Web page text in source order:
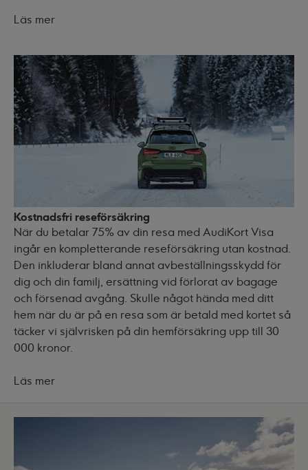
Läs mer
Kostnadsfri reseförsäkring
När du betalar 75% av din resa med AudiKort Visa
ingår en kompletterande reseförsäkring utan kostnad.
Den inkluderar bland annat avbeställningsskydd för
dig och din familj, ersättning vid förlorat av bagage
och försenad avgång. Skulle något hända med ditt
hem när du är på en resa som är betald med kortet så
täcker vi självrisken på din hemförsäkring upp till 30
000 kronor.
Läs mer